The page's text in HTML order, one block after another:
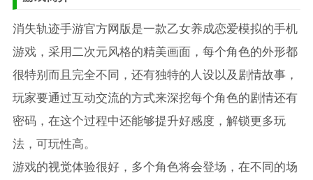
消失轨迹手游官方网版是一款乙女养成恋爱模拟的手机
游戏，采用二次元风格的精美画面，每个角色的外形都
很特别而且完全不同，还有独特的人设以及剧情故事，
玩家要通过互动交流的方式来深挖每个角色的剧情还有
密码，在这个过程中还能够提升好感度，解锁更多玩
法，可玩性高。
游戏的视觉体验很好，多个角色将会登场，在不同的场